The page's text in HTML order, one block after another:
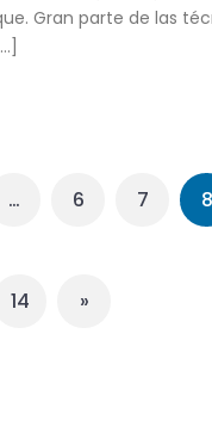
Gran parte de las
… 6 7 8
14 »